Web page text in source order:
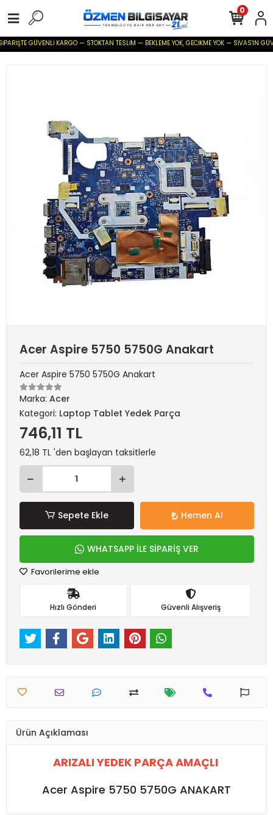
GÜVENLİ KARGO — STOKTAN TESLİM — BEKLEME YOK, GECİKME YOK — SİVAS'IN
0
Acer Aspire 5750 5750G Anakart
Acer Aspire 5750 5750G Anakart
Marka: Acer
Kategori: Laptop Tablet Yedek Parça
746,11 TL
62,18 TL 'den başlayan taksitlerle
Sepete Ekle Hemen Al
WHATSAPP İLE SİPARİŞ VER
Favorilerime ekle
Hızlı Gönderi Güvenli Alışveriş
Ürün Açıklaması
ARIZALI YEDEK PARÇA AMAÇLI
Acer Aspire 5750 5750G ANAKART